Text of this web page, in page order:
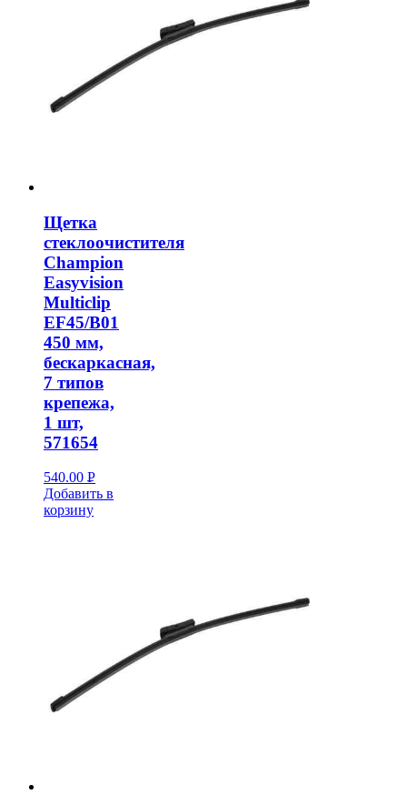
Щетка
стеклоочистителя
Champion
Easyvision
Multiclip
EF45/B01
450 мм,
бескаркасная,
7 типов
крепежа,
1 шт,
571654
540.00 Р
УБ.
Добавить в
корзину